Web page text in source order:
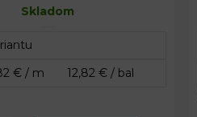
Skladom